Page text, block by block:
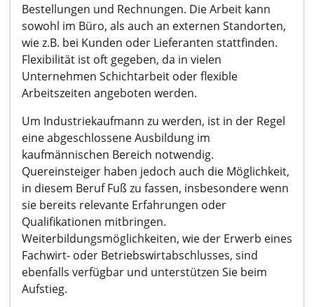
Bestellungen und Rechnungen. Die Arbeit kann
sowohl im Büro, als auch an externen Standorten,
wie z.B. bei Kunden oder Lieferanten stattfinden.
Flexibilität ist oft gegeben, da in vielen
Unternehmen Schichtarbeit oder flexible
Arbeitszeiten angeboten werden.
Um Industriekaufmann zu werden, ist in der Regel
eine abgeschlossene Ausbildung im
kaufmännischen Bereich notwendig.
Quereinsteiger haben jedoch auch die Möglichkeit,
in diesem Beruf Fuß zu fassen, insbesondere wenn
sie bereits relevante Erfahrungen oder
Qualifikationen mitbringen.
Weiterbildungsmöglichkeiten, wie der Erwerb eines
Fachwirt- oder Betriebswirtabschlusses, sind
ebenfalls verfügbar und unterstützen Sie beim
Aufstieg.